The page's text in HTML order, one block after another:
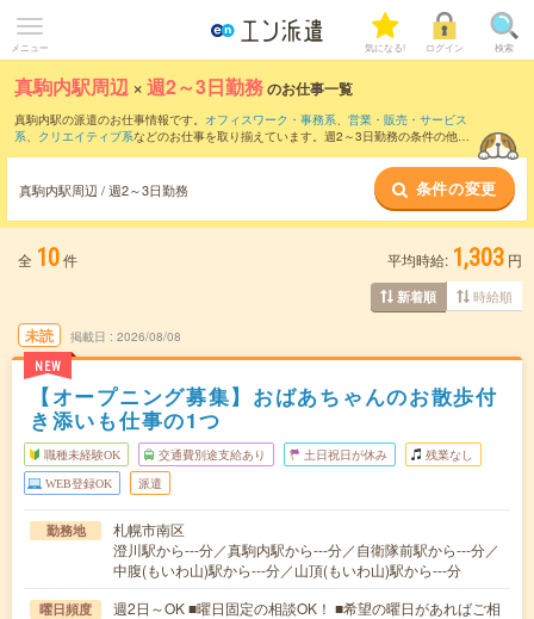
メニュー 気になる! ログイン 検索
真駒内駅周辺 ×週2～3日勤務のお仕事一覧
真駒内駅の派遣のお仕事情報です。 オフィスワーク・事務系、 営業・販売・サービス
系、 クリエイティブ系などのお仕事を取り揃えています。週2～3日勤務の条件の他
真駒内駅周辺 / 週2～3日勤務 条件の変更
全 10件 平均時給: 1,303 円
新着順 時給順
未読
NEW
掲載日 2026/08/08
【オープニング募集】おばあちゃんのお散歩付
き添いも仕事の1つ
職種未経験OK 交通費別途支給あり 土日祝日が休み 残業なし
WEB登録OK 派遣
勤務地
札幌市南区
澄川駅から---分／真駒内駅から---分／自衛隊前駅から---分／
中腹(もいわ山)駅から---分／山頂(もいわ山)駅から---分
曜日頻度
週2日～OK ■曜日固定の相談OK！ ■希望の曜日があればご相